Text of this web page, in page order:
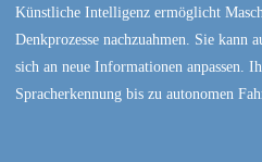
Künstliche Intelligenz ermöglicht
Denkprozesse nachzuahmen. Sie kann
sich an neue Informationen anpassen.
Spracherkennung bis zu autonomen